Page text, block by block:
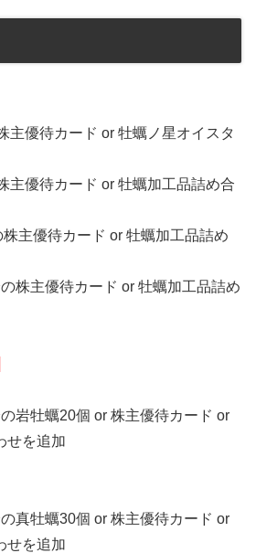
主優待カード or 牡蠣ノ星オイスタ
主優待カード or 牡蠣加工品詰め合
主優待カード or 牡蠣加工品詰め
株主優待カード or 牡蠣加工品詰め
岩牡蠣20個 or 株主優待カード or
せを追加
真牡蠣30個 or 株主優待カード or
せを追加